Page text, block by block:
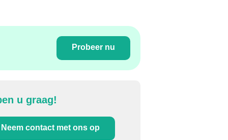
Probeer nu
u graag!
Neem contact met ons op